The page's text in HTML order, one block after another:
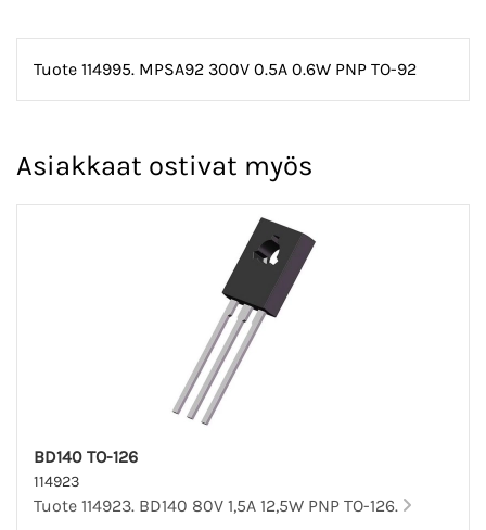
Tuote 114995. MPSA92 300V 0.5A 0.6W PNP TO-92
Asiakkaat ostivat myös
BD140 TO-126
114923
Tuote 114923. BD140 80V 1,5A 12,5W PNP TO-126.